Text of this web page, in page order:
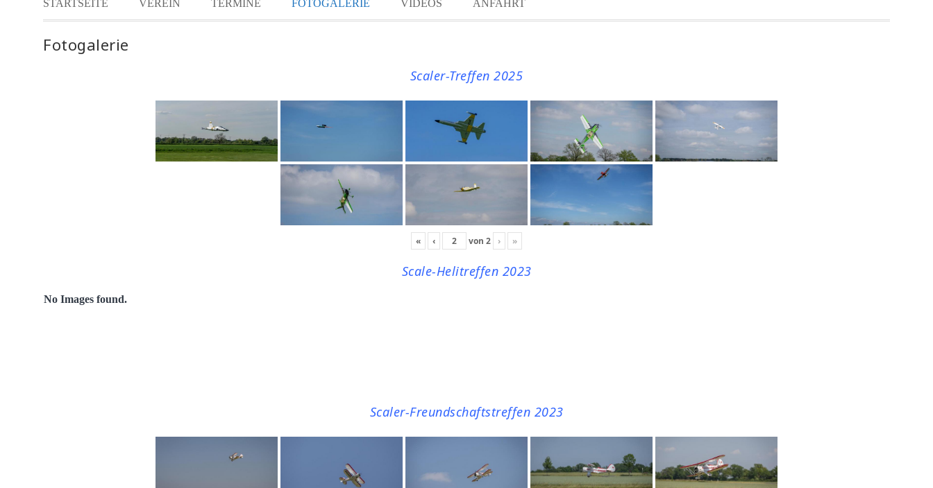
STARTSEITE VEREIN TERMINE FOTOGALERIE VIDEOS ANFAHRT
Fotogalerie
Scaler-Treffen 2025
« ‹ von 2 › »
Scale-Helitreffen 2023
No Images found.
Scaler-Freundschaftstreffen 2023